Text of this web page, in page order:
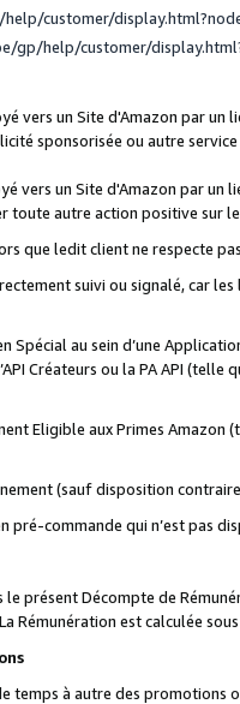
customer/
gp/help/customer/
vers un Site d'Amazon par un
sponsorisée ou autre
vers un Site d'Amazon par un
toute autre action positive sur
que ledit client ne respecte
suivi ou signalé, car
Spécial au sein d’une
Créateurs ou la PA API
Eligible aux Primes Amazon
(sauf disposition
pré-commande qui n’est pas
présent Décompte de
Rémunération est calculée
temps à autre des promotions